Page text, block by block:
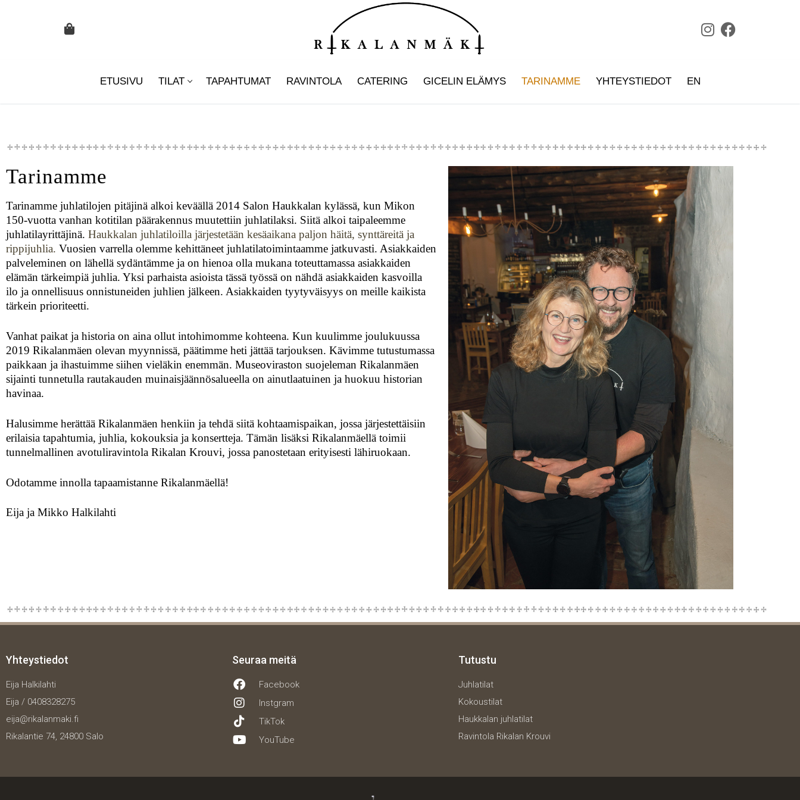
ETUSIVU TILAT TAPAHTUMAT RAVINTOLA CATERING GICELIN ELÄMYS TARINAMME YHTEYSTIEDOT EN
Tarinamme
Tarinamme juhlatilojen pitäjinä alkoi keväällä 2014 Salon Haukkalan kylässä, kun Mikon
150-vuotta vanhan kotitilan päärakennus muutettiin juhlatilaksi. Siitä alkoi taipaleemme
juhlatilayrittäjinä. Haukkalan juhlatiloilla järjestetään kesäaikana paljon häitä, synttäreitä ja
rippijuhlia. Vuosien varrella olemme kehittäneet juhlatilatoimintaamme jatkuvasti. Asiakkaiden
palveleminen on lähellä sydäntämme ja on hienoa olla mukana toteuttamassa asiakkaiden
elämän tärkeimpiä juhlia. Yksi parhaista asioista tässä työssä on nähdä asiakkaiden kasvoilla
ilo ja onnellisuus onnistuneiden juhlien jälkeen. Asiakkaiden tyytyväisyys on meille kaikista
tärkein prioriteetti.
Vanhat paikat ja historia on aina ollut intohimomme kohteena. Kun kuulimme joulukuussa
2019 Rikalanmäen olevan myynnissä, päätimme heti jättää tarjouksen. Kävimme tutustumassa
paikkaan ja ihastuimme siihen vieläkin enemmän. Museoviraston suojeleman Rikalanmäen
sijainti tunnetulla rautakauden muinaisjäännösalueella on ainutlaatuinen ja huokuu historian
havinaa.
Halusimme herättää Rikalanmäen henkiin ja tehdä siitä kohtaamispaikan, jossa järjestettäisiin
erilaisia tapahtumia, juhlia, kokouksia ja konsertteja. Tämän lisäksi Rikalanmäellä toimii
tunnelmallinen avotuliravintola Rikalan Krouvi, jossa panostetaan erityisesti lähiruokaan.
Odotamme innolla tapaamistanne Rikalanmäellä!
Eija ja Mikko Halkilahti
Yhteystiedot
Eija Halkilahti
Eija / 0408328275
eija@rikalanmaki.fi
Rikalantie 74, 24800 Salo
Seuraa meitä
Facebook
Instgram
TikTok
YouTube
Tutustu
Juhlatilat
Kokoustilat
Haukkalan juhlatilat
Ravintola Rikalan Krouvi